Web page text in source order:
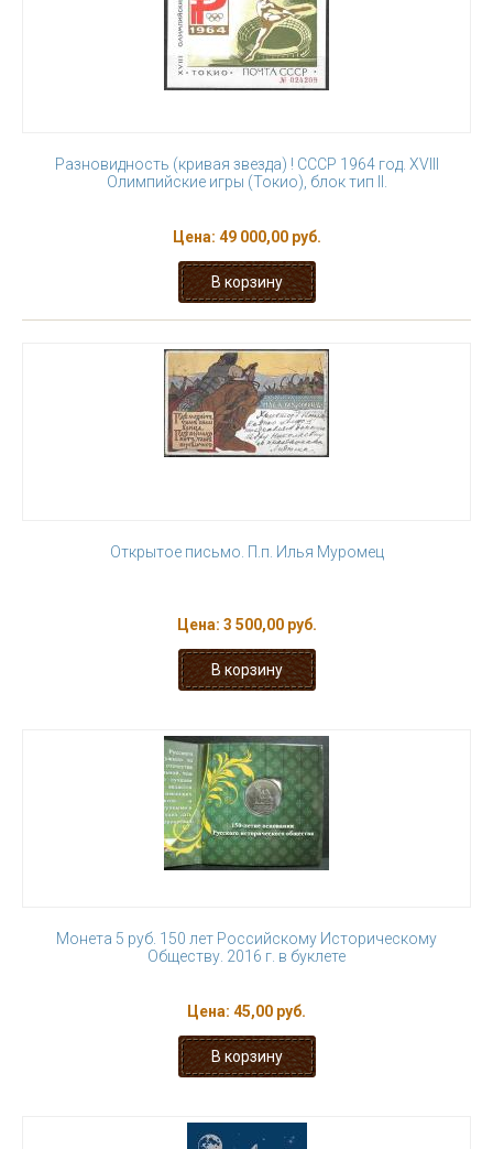
Разновидность (кривая звезда) ! СССР 1964 год. XVIII
Олимпийские игры (Токио), блок тип II.
Цена: 49 000,00 руб.
Открытое письмо. П.п. Илья Муромец
Цена: 3 500,00 руб.
Монета 5 руб. 150 лет Российскому Историческому
Обществу. 2016 г. в буклете
Цена: 45,00 руб.